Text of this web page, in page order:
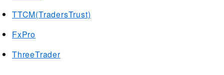
TTCM(TradersTrust)
FxPro
ThreeTrader